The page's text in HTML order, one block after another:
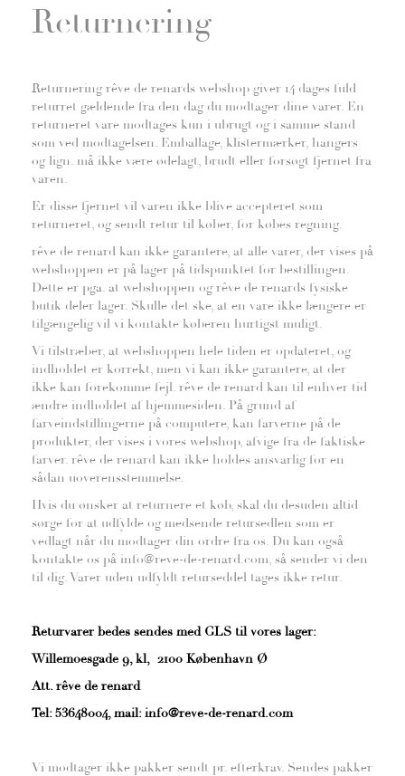
Returnering
Returnering rêve de renards webshop giver 14 dages fuld
returret gældende fra den dag du modtager dine varer. En
returneret vare modtages kun i ubrugt og i samme stand
som ved modtagelsen. Emballage, klistermærker, hangers
og lign. må ikke være ødelagt, brudt eller forsøgt fjernet fra
varen.
Er disse fjernet vil varen ikke blive accepteret som
returneret, og sendt retur til køber, for købes regning.
rêve de renard kan ikke garantere, at alle varer, der vises på
webshoppen er på lager på tidspunktet for bestillingen.
Dette er pga. at webshoppen og rêve de renards fysiske
butik deler lager. Skulle det ske, at en vare ikke længere er
tilgængelig vil vi kontakte køberen hurtigst muligt.
Vi tilstræber, at webshoppen hele tiden er opdateret, og
indholdet er korrekt, men vi kan ikke garantere, at der
ikke kan forekomme fejl. rêve de renard kan til enhver tid
ændre indholdet af hjemmesiden. På grund af
farveindstillingerne på computere, kan farverne på de
produkter, der vises i vores webshop, afvige fra de faktiske
farver. rêve de renard kan ikke holdes ansvarlig for en
sådan uoverensstemmelse.
Hvis du ønsker at returnere et køb, skal du desuden altid
sørge for at udfylde og medsende retursedlen som er
vedlagt når du modtager din ordre fra os. Du kan også
kontakte os på info@reve-de-renard.com, så sender vi den
til dig. Varer uden udfyldt returseddel tages ikke retur.
Returvarer bedes sendes med GLS til vores lager:
Willemoesgade 9, kl, 2100 København Ø
Att. rêve de renard
Tel: 53648004, mail:info@reve-de-renard.com
Vi modtager ikke pakker sendt pr. efterkrav. Sendes pakker